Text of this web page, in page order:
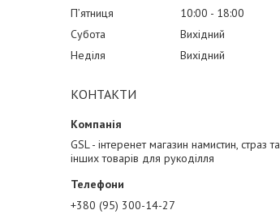
Пʼятниця
10:00
18:00
Субота
Вихідний
Неділя
Вихідний
КОНТАКТИ
GSL - інтеренет магазин намистин, страз та
інших товарів для рукоділля
+380 (95) 300-14-27